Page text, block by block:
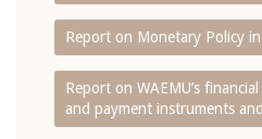
Report on Monetary Policy
Report on WAEMU’s
and payment instruments